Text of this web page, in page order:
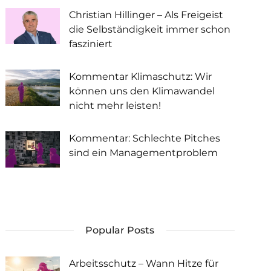
Christian Hillinger – Als Freigeist
die Selbständigkeit immer schon
fasziniert
Kommentar Klimaschutz: Wir
können uns den Klimawandel
nicht mehr leisten!
Kommentar: Schlechte Pitches
sind ein Managementproblem
Popular Posts
Arbeitsschutz – Wann Hitze für